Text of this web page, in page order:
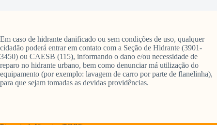
Em caso de hidrante danificado ou sem condições de uso, qualquer
cidadão poderá entrar em contato com a Seção de Hidrante (3901-
3450) ou CAESB (115), informando o dano e/ou necessidade de
reparo no hidrante urbano, bem como denunciar má utilização do
equipamento (por exemplo: lavagem de carro por parte de flanelinha),
para que sejam tomadas as devidas providências.